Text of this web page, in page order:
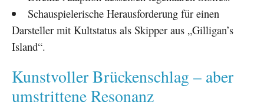
Schauspielerische Herausforderung für einen
Darsteller mit Kultstatus als Skipper aus „Gilligan’s
Island“.
Kunstvoller Brückenschlag – aber
umstrittene Resonanz